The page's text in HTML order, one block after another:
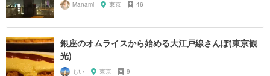
Manami 東京 46
銀座のオムライスから始める大江戸線さんぽ(東京観
光)
もい 東京 9